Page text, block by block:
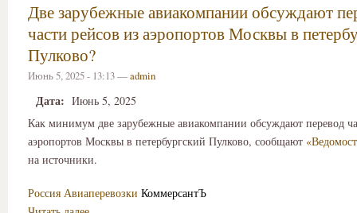
Две зарубежные авиакомпании обсуждают
части рейсов из аэропортов Москвы в
Пулково?
Июнь 5, 2025 - 13:13 —admin
Дата: Июнь 5, 2025
Как минимум две зарубежные авиакомпании обсуждают перевод
аэропортов Москвы в петербургский Пулково, сообщают
на источники.
Россия Авиаперевозки КоммерсантЪ